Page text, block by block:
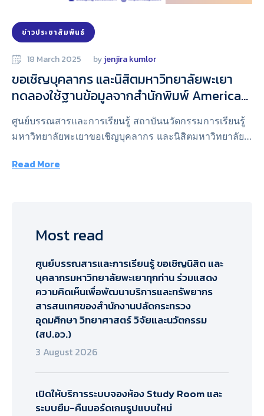
ข่าวประชาสัมพันธ์
18 March 2025 by jenjira kumlor
ขอเชิญบุคลากร และนิสิตมหาวิทยาลัยพะเยา
ทดลองใช้ฐานข้อมูลจากสำนักพิมพ์ American
Chemical Society, Springer Nature, Sage
Publications, IG Publishing และ World
Library
ศูนย์บรรณสารและการเรียนรู้ สถาบันนวัตกรรมการเรียนรู้
มหาวิทยาลัยพะเยาขอเชิญบุคลากร และนิสิตมหาวิทยาลัย
Chemical Society, Springer Nature, Sage Publications,
Read More
Most read
ศูนย์บรรณสารและการเรียนรู้ ขอเชิญนิสิต และ
บุคลากรมหาวิทยาลัยพะเยาทุกท่าน ร่วมแสดง
ความคิดเห็นเพื่อพัฒนาบริการและทรัพยากร
สารสนเทศของสำนักงานปลัดกระทรวง
อุดมศึกษา วิทยาศาสตร์ วิจัยและนวัตกรรม
(สป.อว.)​
3 August 2026
เปิดให้บริการระบบจองห้อง Study Room และ
ระบบยืม-คืนบอร์ดเกมรูปแบบใหม่